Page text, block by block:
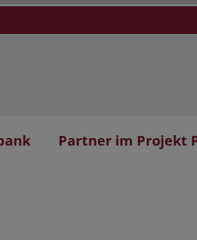
Partner im Projekt